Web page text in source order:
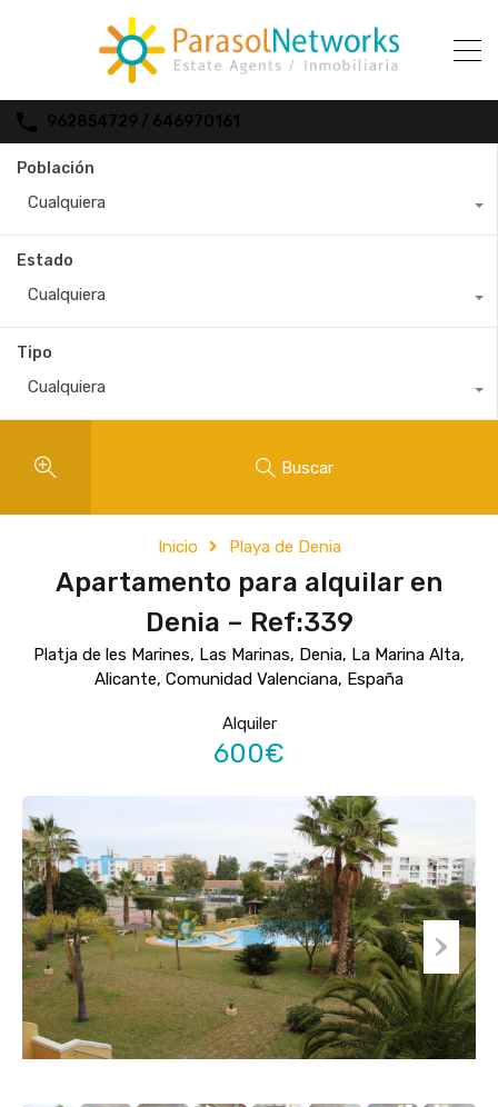
962854729 / 646970161
Población
Cualquiera
Estado
Cualquiera
Tipo
Cualquiera
Buscar
Inicio Playa de Denia
Apartamento para alquilar en
Denia – Ref:339
Platja de les Marines, Las Marinas, Denia, La Marina Alta,
Alicante, Comunidad Valenciana, España
Alquiler
600€